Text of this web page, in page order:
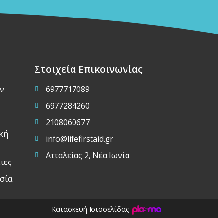
Στοιχεία Επικοινωνίας
6977717089
6977284260
2108060677
info@lifefirstaid.gr
Ατταλείας 2, Νέα Ιωνία
Κατασκευή Ιστοσελίδας